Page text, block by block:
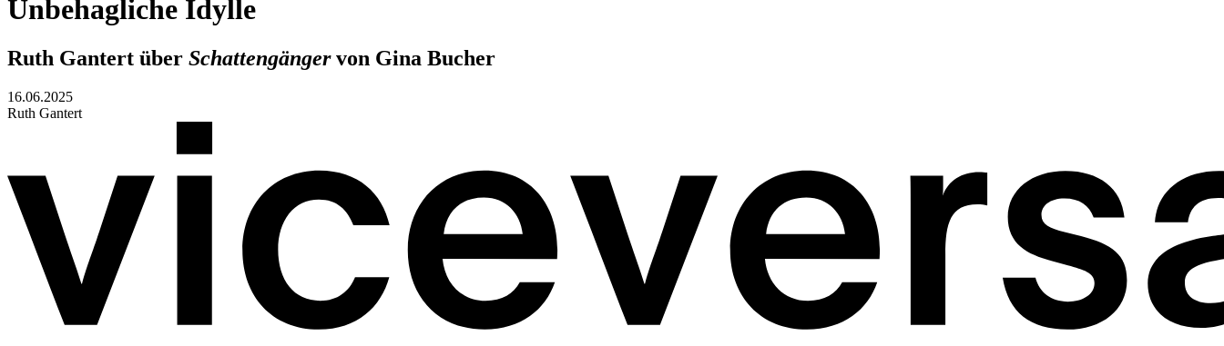
Unbehagliche Idylle
Ruth Gantert über Schattengängervon Gina Bucher
16.06.2025
Ruth Gantert